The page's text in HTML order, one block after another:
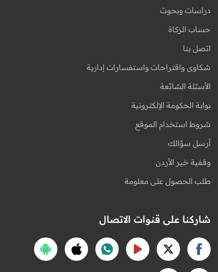
دراسات وبحوث
حساب الزكاة
اتصل بنا
شكاوى واقتراحات واستفسارات إدارية
الأسئلة الشائعة
بوابة الحكومة الإلكترونية
شروط استخدام الموقع
أرسل سؤالك
وقفية خير الأردن
طلب الحصول على معلومة
شاركنا على قنوات الاتصال